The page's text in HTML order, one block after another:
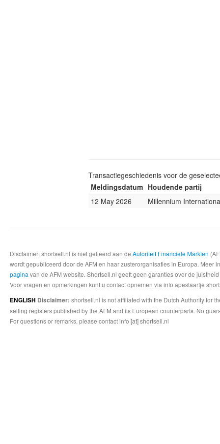
Transactiegeschiedenis voor de
Meldingsdatum Houdende partij
12 May 2026
Millennium
Disclaimer: shortsell.nl is niet gelieerd aan de Autoriteit Financiele Markten
wordt gepubliceerd door de AFM en haar zusterorganisaties in Europa.
pagina van de AFM website. Shortsell.nl geeft geen garanties over de
Voor vragen en opmerkingen kunt u contact opnemen via info apestaartje
ENGLISH Disclaimer: shortsell.nl is not affiliated with the Dutch Authority for
selling registers published by the AFM and its European counterparts. No
For questions or remarks, please contact info [at] shortsell.nl